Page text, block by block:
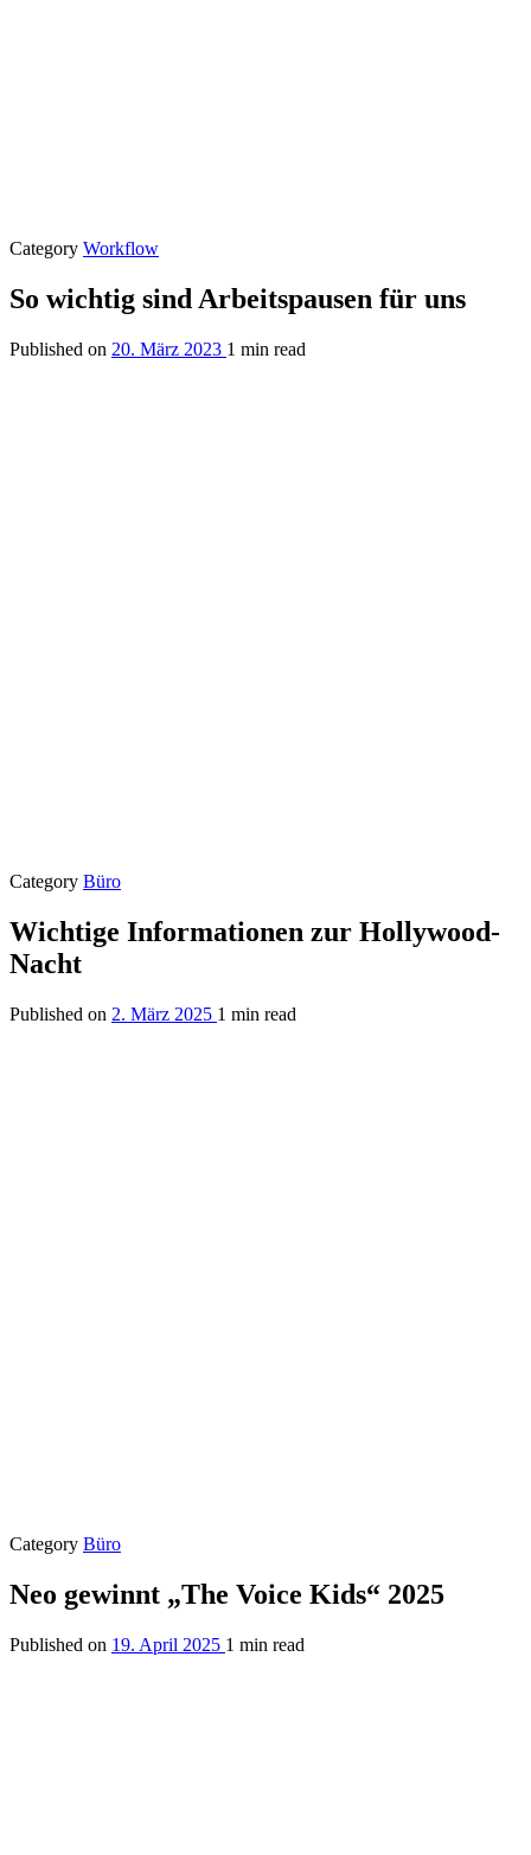
Category Workflow
So wichtig sind Arbeitspausen für uns
Published on 20. März 2023 1 min read
Category Büro
Wichtige Informationen zur Hollywood-
Nacht
Published on 2. März 2025 1 min read
Category Büro
Neo gewinnt „The Voice Kids“ 2025
Published on 19. April 2025 1 min read